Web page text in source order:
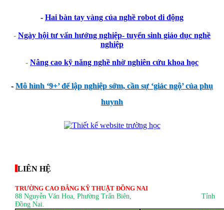
- Hai bàn tay vàng của nghề robot di động
- Ngày hội tư vấn hướng nghiệp- tuyển sinh giáo dục nghề
nghiệp
- Nâng cao kỹ năng nghề nhờ nghiên cứu khoa học
-Mô hình ‘9+’ để lập nghiệp sớm, cần sự ‘giác ngộ’ của phụ
huynh
LIÊN HỆ
TRƯỜNG CAO ĐẲNG KỸ THUẬT ĐỒNG NAI
88 Nguyễn Văn Hoa, Phường Trấn Biên , Tỉnh
Đồng Nai.